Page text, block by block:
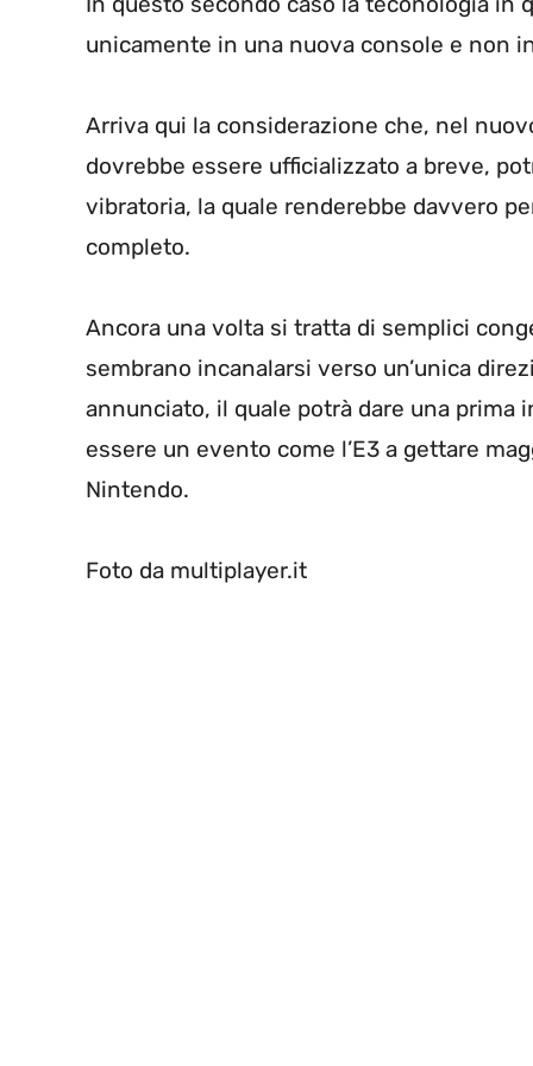
unicamente in una nuova console e non
Arriva qui la considerazione che, nel
dovrebbe essere ufficializzato a breve,
vibratoria, la quale renderebbe davvero
completo.
Ancora una volta si tratta di semplici
sembrano incanalarsi verso un’unica
annunciato, il quale potrà dare una
essere un evento come l’E3 a gettare
Nintendo.
Foto da multiplayer.it